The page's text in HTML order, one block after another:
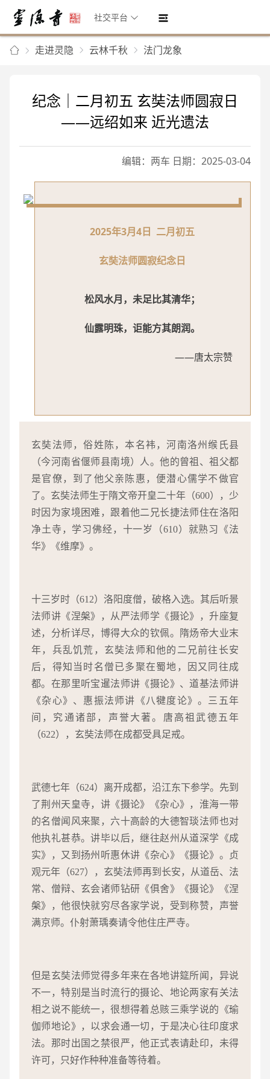
社交平台
走进灵隐 云林千秋 法门龙象
纪念｜二月初五 玄奘法师圆寂日
——远绍如来 近光遗法
编辑：两车 日期：2025-03-04
2025年3月4日 二月初五
玄奘法师圆寂纪念日
松风水月，未足比其清华；
仙露明珠，讵能方其朗润。
——唐太宗赞
玄奘法师，俗姓陈，本名袆，河南洛州缑氏县
（今河南省偃师县南境）人。他的曾祖、祖父都
是官僚，到了他父亲陈惠，便潜心儒学不做官
了。玄奘法师生于隋文帝开皇二十年（600），少
时因为家境困难，跟着他二兄长捷法师住在洛阳
净土寺，学习佛经，十一岁（610）就熟习《法
华》《维摩》。
十三岁时（612）洛阳度僧，破格入选。其后听景
法师讲《涅槃》，从严法师学《摄论》，升座复
述，分析详尽，博得大众的钦佩。隋炀帝大业末
年，兵乱饥荒，玄奘法师和他的二兄前往长安
后，得知当时名僧已多聚在蜀地，因又同往成
都。在那里听宝暹法师讲《摄论》、道基法师讲
《杂心》、惠振法师讲《八犍度论》。三五年
间，究通诸部，声誉大著。唐高祖武德五年
（622），玄奘法师在成都受具足戒。
武德七年（624）离开成都，沿江东下参学。先到
了荆州天皇寺，讲《摄论》《杂心》，淮海一带
的名僧闻风来聚，六十高龄的大德智琰法师也对
他执礼甚恭。讲毕以后，继往赵州从道深学《成
实》，又到扬州听惠休讲《杂心》《摄论》。贞
观元年（627），玄奘法师再到长安，从道岳、法
常、僧辩、玄会诸师钻研《俱舍》《摄论》《涅
槃》，他很快就穷尽各家学说，受到称赞，声誉
满京师。仆射萧瑀奏请令他住庄严寺。
但是玄奘法师觉得多年来在各地讲筵所闻，异说
不一，特别是当时流行的摄论、地论两家有关法
相之说不能统一，很想得着总赅三乘学说的《瑜
伽师地论》，以求会通一切，于是决心往印度求
法。那时出国之禁很严，他正式表请赴印，未得
许可，只好作种种准备等待着。